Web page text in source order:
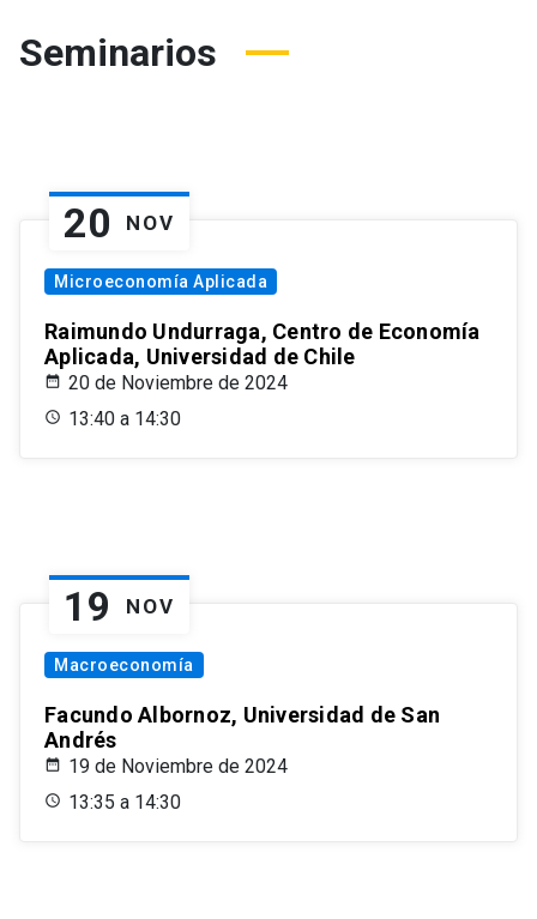
Seminarios
20 NOV
Microeconomía Aplicada
Raimundo Undurraga, Centro de Economía
Aplicada, Universidad de Chile
20 de Noviembre de 2024
13:40 a 14:30
19 NOV
Macroeconomía
Facundo Albornoz, Universidad de San
Andrés
19 de Noviembre de 2024
13:35 a 14:30